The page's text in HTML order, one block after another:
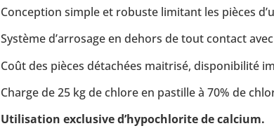
Conception simple et robuste limitant les pièces
Système d’arrosage en dehors de tout contact
Coût des pièces détachées maitrisé, disponibilité
Charge de 25 kg de chlore en pastille à 70% de
Utilisation exclusive d’hypochlorite de calcium.